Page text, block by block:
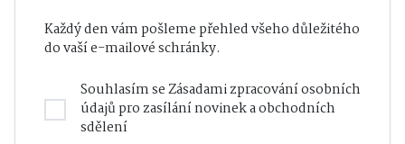
Každý den vám pošleme přehled všeho důležitého
do vaší e-mailové schránky.
Souhlasím seZásadami zpracování osobních
údajůpro zasílání novinek a obchodních
sdělení